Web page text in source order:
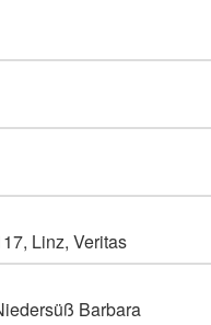
Linz, Veritas
Barbara